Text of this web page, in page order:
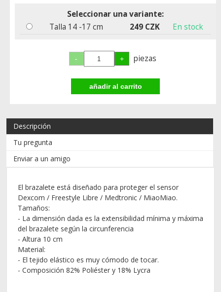
Seleccionar una variante:
Talla 14 -17 cm
249 CZK En stock
piezas
Descripción
Tu pregunta
Enviar a un amigo
El brazalete está diseñado para proteger el sensor
Dexcom / Freestyle Libre / Medtronic / MiaoMiao.
Tamaños:
- La dimensión dada es la extensibilidad mínima y máxima
del brazalete según la circunferencia
- Altura 10 cm
Material:
- El tejido elástico es muy cómodo de tocar.
- Composición 82% Poliéster y 18% Lycra